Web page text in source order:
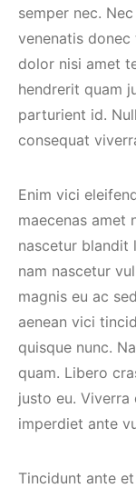
semper nec.
venenatis donec
dolor nisi amet
hendrerit quam
parturient id.
consequat
Enim vici
maecenas amet
nascetur blandit
nam nascetur
magnis eu ac
aenean vici
quisque nunc.
quam. Libero
justo eu.
imperdiet ante
Tincidunt ante